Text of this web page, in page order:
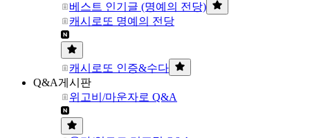
베스트 인기글 (명예의 전당)
캐시로또 명예의 전당
캐시로또 인증&수다
Q&A게시판
위고비/마운자로 Q&A